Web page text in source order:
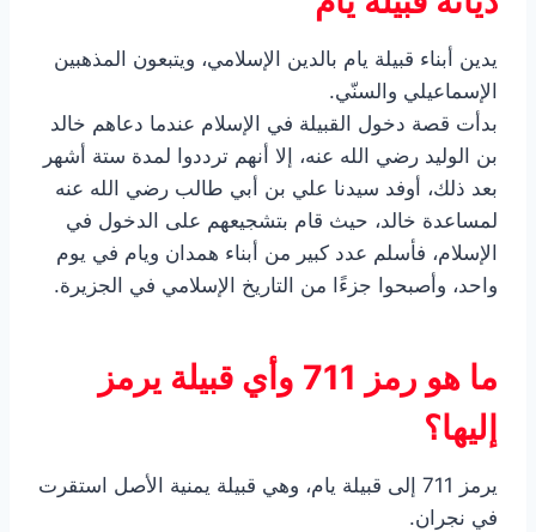
يدين أبناء قبيلة يام بالدين الإسلامي، ويتبعون المذهبين
الإسماعيلي والسنّي.
بدأت قصة دخول القبيلة في الإسلام عندما دعاهم خالد
بن الوليد رضي الله عنه، إلا أنهم ترددوا لمدة ستة أشهر
بعد ذلك، أوفد سيدنا علي بن أبي طالب رضي الله عنه
لمساعدة خالد، حيث قام بتشجيعهم على الدخول في
الإسلام، فأسلم عدد كبير من أبناء همدان ويام في يوم
واحد، وأصبحوا جزءًا من التاريخ الإسلامي في الجزيرة.
ما هو رمز 711 وأي قبيلة يرمز
إليها؟
يرمز 711 إلى قبيلة يام، وهي قبيلة يمنية الأصل استقرت
في نجران.